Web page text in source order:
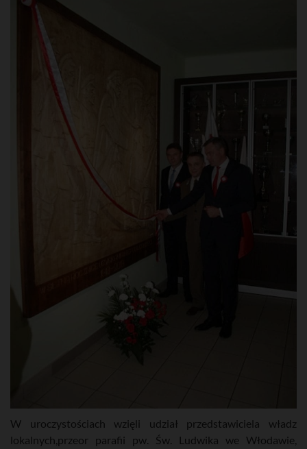
W uroczystościach wzięli udział przedstawiciela władz
lokalnych,przeor parafii pw. Św. Ludwika we Włodawie,